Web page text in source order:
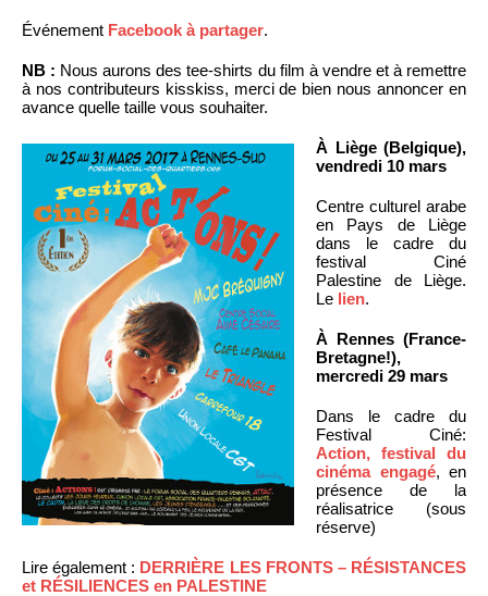
Événement Facebook à partager.
NB : Nous aurons des tee-shirts du film à vendre et à remettre
à nos contributeurs kisskiss, merci de bien nous annoncer en
avance quelle taille vous souhaiter.
À Liège (Belgique),
vendredi 10 mars
Centre culturel arabe
en Pays de Liège
dans le cadre du
festival Ciné
Palestine de Liège.
Le lien.
À Rennes (France-
Bretagne!),
mercredi 29 mars
Dans le cadre du
Festival Ciné:
Action, festival du
cinéma engagé, en
présence de la
réalisatrice (sous
réserve)
Lire également : DERRIÈRE LES FRONTS – RÉSISTANCES
et RÉSILIENCES en PALESTINE